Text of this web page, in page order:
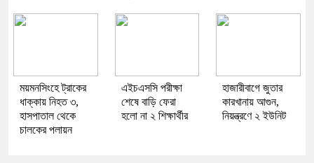
ময়মনসিংহে ট্রাকের
ধাক্কায় নিহত ৩,
হাসপাতাল থেকে
চালকের পলায়ন
এইচএসসি পরীক্ষা
শেষে বাড়ি ফেরা
হলো না ২ শিক্ষার্থীর
হাজারীবাগে জুতার
কারখানায় আগুন,
নিয়ন্ত্রণে ২ ইউনিট